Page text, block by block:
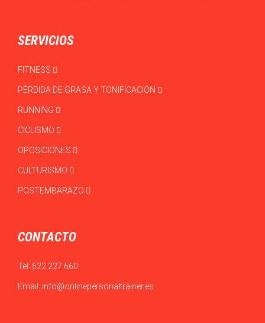
SERVICIOS
FITNESS
PÉRDIDA DE GRASA Y TONIFICACIÓN
RUNNING
CICLISMO
OPOSICIONES
CULTURISMO
POSTEMBARAZO
CONTACTO
Tel: 622 227 660
Email: info@onlinepersonaltrainer.es